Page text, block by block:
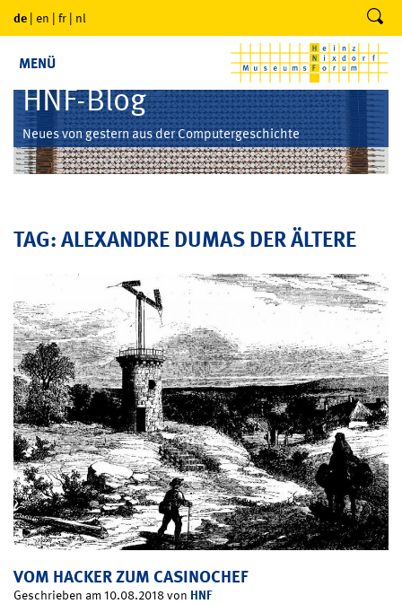
de | en | fr | nl
MENÜ
HNF-Blog
Neues von gestern aus der Computergeschichte
TAG: ALEXANDRE DUMAS DER ÄLTERE
VOM HACKER ZUM CASINOCHEF
Geschrieben am 10.08.2018 von HNF